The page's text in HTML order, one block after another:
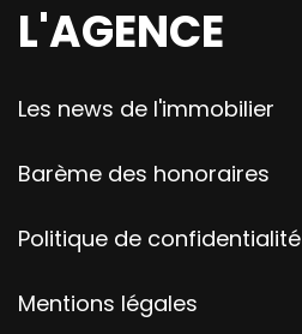
L'AGENCE
Les news de l'immobilier
Barème des honoraires
Politique de confidentialité
Mentions légales